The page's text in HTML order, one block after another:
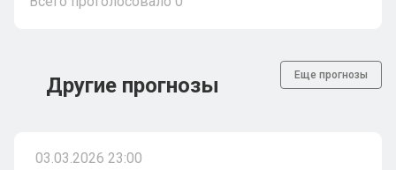
Другие прогнозы Еще прогнозы
03.03.2026 23:00